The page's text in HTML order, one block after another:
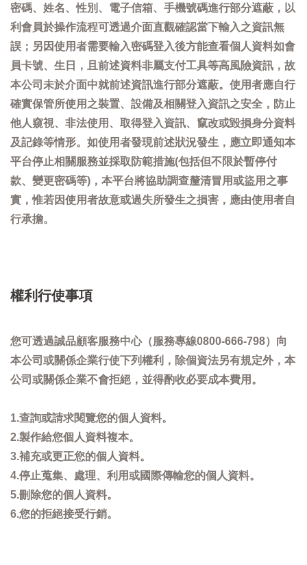
密碼、姓名、性別、電子信箱、手機號碼進行部分遮蔽，以
利會員於操作流程可透過介面直觀確認當下輸入之資訊無
誤；另因使用者需要輸入密碼登入後方能查看個人資料如會
員卡號、生日，且前述資料非屬支付工具等高風險資訊，故
本公司未於介面中就前述資訊進行部分遮蔽。使用者應自行
確實保管所使用之裝置、設備及相關登入資訊之安全，防止
他人窺視、非法使用、取得登入資訊、竄改或毀損身分資料
及記錄等情形。如使用者發現前述狀況發生，應立即通知本
平台停止相關服務並採取防範措施(包括但不限於暫停付
款、變更密碼等)，本平台將協助調查釐清冒用或盜用之事
實，惟若因使用者故意或過失所發生之損害，應由使用者自
行承擔。
權利行使事項
您可透過誠品顧客服務中心（服務專線0800-666-798）向
本公司或關係企業行使下列權利，除個資法另有規定外，本
公司或關係企業不會拒絕，並得酌收必要成本費用。
1.查詢或請求閱覽您的個人資料。
2.製作給您個人資料複本。
3.補充或更正您的個人資料。
4.停止蒐集、處理、利用或國際傳輸您的個人資料。
5.刪除您的個人資料。
6.您的拒絕接受行銷。